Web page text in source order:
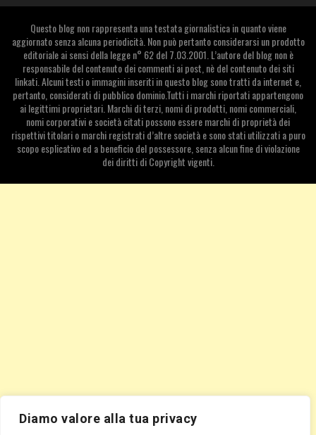
Diamo valore alla tua privacy
Questo blog non rappresenta una testata giornalistica in quanto viene
aggiornato senza alcuna periodicità. Non può pertanto considerarsi un prodotto
editoriale ai sensi della legge n° 62 del 7.03.2001. L’autore del blog non è
responsabile del contenuto dei commenti ai post, nè del contenuto dei siti
linkati. Alcuni testi o immagini inseriti in questo blog sono tratti da internet e,
pertanto, considerati di pubblico dominio.Tutti i marchi riportati appartengono
ai legittimi proprietari. Marchi di terzi, nomi di prodotti, nomi commerciali,
nomi corporativi e società citati possono essere marchi di proprietà dei
rispettivi titolari o marchi registrati d’altre società e sono stati utilizzati a puro
scopo esplicativo ed a beneficio del possessore, senza alcun fine di violazione
dei diritti di Copyright vigenti.